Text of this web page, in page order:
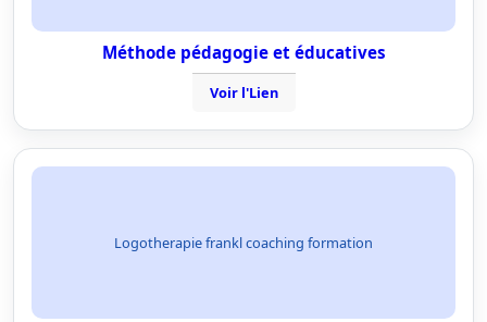
Méthode pédagogie et éducatives
Voir l'Lien
Logotherapie frankl coaching formation